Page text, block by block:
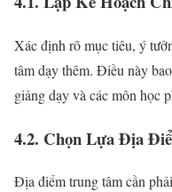
Xác định rõ mục tiêu, ý
tâm dạy thêm. Điều này
giảng dạy và các môn học
4.2. Chọn Lựa Địa
Địa điểm trung tâm cần